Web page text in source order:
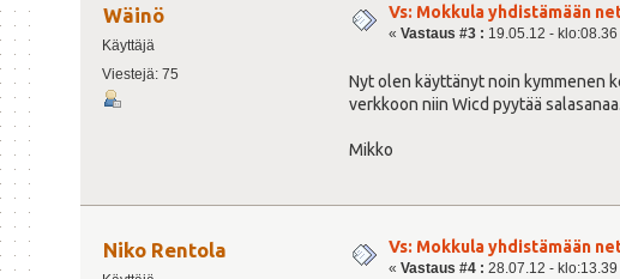
Wäinö
Käyttäjä
Viestejä: 75
Vs: Mokkula yhdistämään
«Vastaus #3 : 19.05.12 - klo:08.36
Nyt olen käyttänyt noin kymmenen
verkkoon niin Wicd pyytää
Mikko
Niko Rentola Vs: Mokkula yhdistämään
«Vastaus #4 : 28.07.12 - klo:13.39